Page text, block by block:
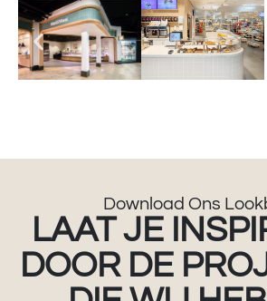
Download Ons
LAAT JE
DOOR DE